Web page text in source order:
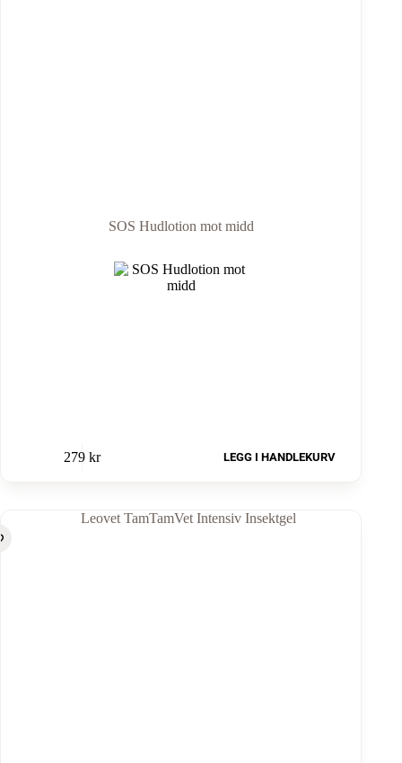
SOS Hudlotion mot midd
279 kr LEGG I HANDLEKURV